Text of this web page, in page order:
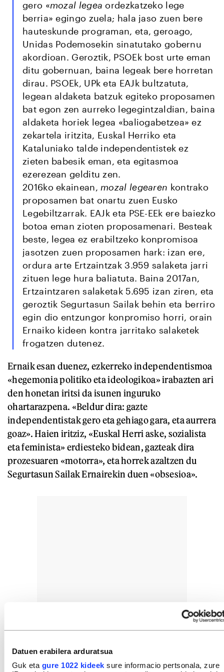
Datuen erabilera arduratsua
Guk eta gure 1022 kideek sure informacio pertsonala, zure
gero «mozal legeaordezkatzeko lege
berria» egingo zuela; hala jaso zuen bere
hauteskunde programan, eta, geroago,
Unidas Podemosekin sinatutako gobernu
akordioan. Geroztik, PSOEk bost urte eman
ditu gobernuan, baina legeak bere horretan
dirau. PSOEk, UPk eta EAJk bultzatuta,
legean aldaketa batzuk egiteko proposamen
bat egon zen aurreko legegintzaldian, baina
aldaketa horiek legea «baliogabetzea» ez
zekartela iritzita, Euskal Herriko eta
Kataluniako talde independentistek ez
zieten babesik eman, eta egitasmoa
ezerezean gelditu zen.
2016ko ekainean, mozal legearen kontrako
proposamen bat onartu zuen Eusko
Legebiltzarrak. EAJk eta PSE-EEk ere baiezko
botoa eman zioten proposamenari. Besteak
beste, legea ez erabiltzeko konpromisoa
jasotzen zuen proposamen hark: izan ere,
ordura arte Ertzaintzak 3.959 salaketa jarri
zituen lege hura baliatuta. Baina 2017an,
Ertzaintzaren salaketak 5.695 izan ziren, eta
geroztik Segurtasun Sailak behin eta berriro
egin dio entzungor konpromiso horri, orain
Ernaiko kideen kontra jarritako salaketek
frogatzen dutenez.
Ernaik esan duenez, ezkerreko independentismoa
«hegemonia politiko eta ideologikoa» irabazten ari
den honetan iritsi da isunen inguruko
ohartarazpena. «Beldur dira: gazte
independentistak gero eta gehiago gara, eta aurrera
goaz». Haien iritziz, «Euskal Herri aske, sozialista
eta feminista» erdiesteko bidean, gazteak dira
prozesuaren «motorra», eta horrek azaltzen du
Segurtasun Sailak Ernairekin duen «obsesioa».